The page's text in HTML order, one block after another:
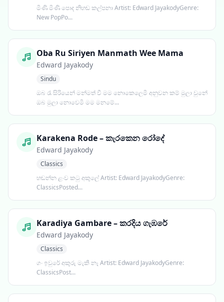
මිණි මිණි පොද නිහඬ කල්පනා Artist: Edward JayakodyGenre:
New PopPo...
Oba Ru Siriyen Manmath Wee Mama
Edward Jayakody
Sindu
ඔබ රෑ සිරියෙන් මන්මත් වී මම නොකෙලෙමි අනුවන කම් මුලා වුනේ
ඔබ මුලා නොවෙමි මම මනමේ...
Karakena Rode – කැරකෙන රෝදේ
Edward Jayakody
Classics
හඬන්න ළංව කටු අකුලේ Artist: Edward JayakodyGenre:
ClassicsPosted...
Karadiya Gambare – කරදිය ගැඹරේ
Edward Jayakody
Classics
ගං ඉවුරේ අකුරු මැකී නෑ Artist: Edward JayakodyGenre:
ClassicsPost...